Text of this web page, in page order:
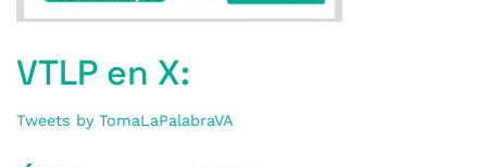
VTLP en X:
Tweets by TomaLaPalabraVA